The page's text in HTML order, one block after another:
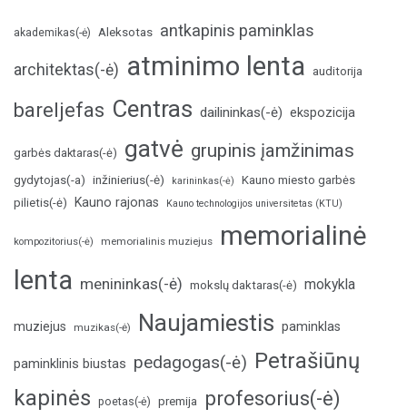
akademikas(-ė) Aleksotas antkapinis paminklas
architektas(-ė) atminimo lenta auditorija
bareljefas Centras dailininkas(-ė) ekspozicija
garbės daktaras(-ė) gatvė grupinis įamžinimas
gydytojas(-a) inžinierius(-ė) karininkas(-ė)
Kauno miesto garbės
pilietis(-ė)
Kauno rajonas Kauno technologijos universitetas (KTU)
kompozitorius(-ė) memorialinis muziejus
memorialinė
lenta menininkas(-ė) mokslų daktaras(-ė) mokykla
muziejus muzikas(-ė) Naujamiestis paminklas
paminklinis biustas pedagogas(-ė) Petrašiūnų
kapinės poetas(-ė) premija profesorius(-ė)